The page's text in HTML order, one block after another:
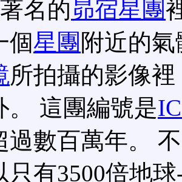
名的昴宿星團
個星團 附近的
所拍攝的影像裡
。 這團編號是
過數百萬年。
只有3500倍地